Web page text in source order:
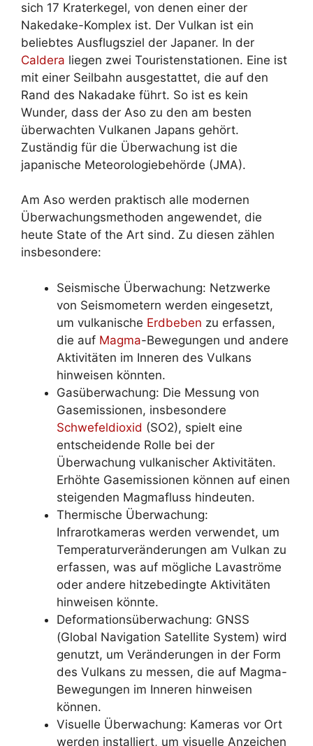
sich 17 Kraterkegel, von denen einer der
Nakedake-Komplex ist. Der Vulkan ist ein
beliebtes Ausflugsziel der Japaner. In der
Caldera liegen zwei Touristenstationen. Eine ist
mit einer Seilbahn ausgestattet, die auf den
Rand des Nakadake führt. So ist es kein
Wunder, dass der Aso zu den am besten
überwachten Vulkanen Japans gehört.
Zuständig für die Überwachung ist die
japanische Meteorologiebehörde (JMA).
Am Aso werden praktisch alle modernen
Überwachungsmethoden angewendet, die
heute State of the Art sind. Zu diesen zählen
insbesondere:
Seismische Überwachung: Netzwerke
von Seismometern werden eingesetzt,
um vulkanische Erdbeben zu erfassen,
die auf Magma-Bewegungen und andere
Aktivitäten im Inneren des Vulkans
hinweisen könnten.
Gasüberwachung: Die Messung von
Gasemissionen, insbesondere
Schwefeldioxid (SO2), spielt eine
entscheidende Rolle bei der
Überwachung vulkanischer Aktivitäten.
Erhöhte Gasemissionen können auf einen
steigenden Magmafluss hindeuten.
Thermische Überwachung:
Infrarotkameras werden verwendet, um
Temperaturveränderungen am Vulkan zu
erfassen, was auf mögliche Lavaströme
oder andere hitzebedingte Aktivitäten
hinweisen könnte.
Deformationsüberwachung: GNSS
(Global Navigation Satellite System) wird
genutzt, um Veränderungen in der Form
des Vulkans zu messen, die auf Magma-
Bewegungen im Inneren hinweisen
können.
Visuelle Überwachung: Kameras vor Ort
werden installiert, um visuelle Anzeichen